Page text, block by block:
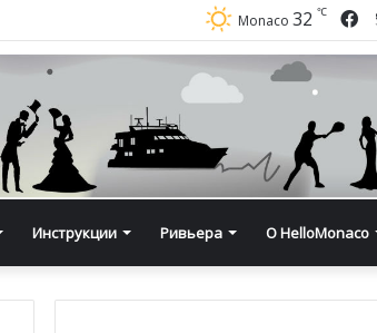
Monaco 32 ℃
Инструкции Ривьера О HelloMonaco